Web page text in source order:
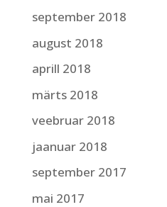
september 2018
august 2018
aprill 2018
märts 2018
veebruar 2018
jaanuar 2018
september 2017
mai 2017